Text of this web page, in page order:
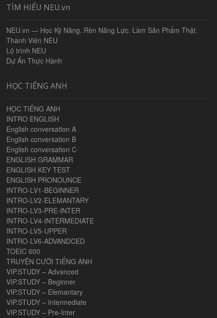
TÌM HIỂU NEU.vn
NEU.vn — Học Kỹ Năng. Rèn Năng Lực. Làm Sản Phẩm Thật.
Thành Viên NEU
Lộ trình NEU
Dự Án Thực Hành
HỌC TIẾNG ANH
HỌC TIẾNG ANH
INTRO ENGLISH
English conversation A
English conversation B
English conversation C
ENGLISH GRAMMAR
ENGLISH KEY TEST
ENGLISH PRONOUNCE
INTRO-LV1-BEGINNER
INTRO-LV2-ELEMANTARY
INTRO-LV3-PRE-INTER
INTRO-LV4-INTERMEDIATE
INTRO-LV5-UPPER
INTRO-LV6-ADVANDCED
TOEIC 600
TRUYỆN CƯỜI TIẾNG ANH
VIP.STUDY – Advanced
VIP.STUDY – Beginner
VIP.STUDY – Elemantary
VIP.STUDY – Intermediate
VIP.STUDY – Pre-Inter